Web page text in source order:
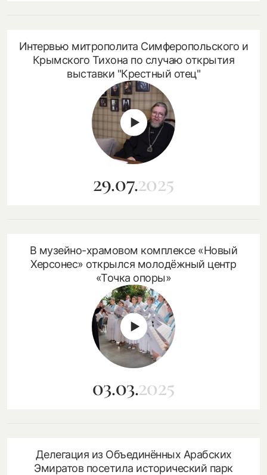
посмотреть на карте
my.history.fond@bk.ru
Интервью митрополита Симферопольского и
Крымского Тихона по случаю открытия
выставки "Крестный отец"
29.07.2025
В музейно-храмовом комплексе «Новый
Херсонес» открылся молодёжный центр
«Точка опоры»
03.03.2025
Делегация из Объединённых Арабских
Эмиратов посетила исторический парк